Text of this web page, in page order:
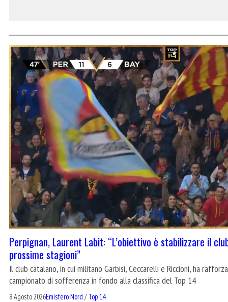
Perpignan, Laurent Labit: “L’obiettivo è stabilizzare il
prossime stagioni”
Il club catalano, in cui militano Garbisi, Ceccarelli e Riccioni, ha
campionato di sofferenza in fondo alla classifica del Top 14
8 Agosto 2026Emisfero Nord /Top 14